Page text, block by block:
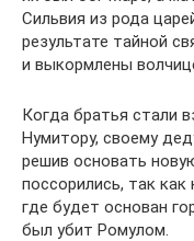
Сильвия из рода
результате тайной
и выкормлены
Когда братья стали
Нумитору, своему
решив основать
поссорились, так
где будет основан
был убит Ромулом.